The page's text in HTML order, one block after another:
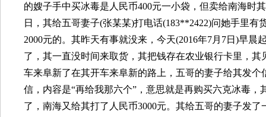
的嫂子手中买冰毒是人民币400元一小袋，但卖给南海时
日，其给五哥妻子(张某某)打电话(183**2422)问她手里有
2000元的。其昨天有事就没来，今天(2016年7月 7日 )早晨
了，其一直没时间来取货，其把钱存在农业银行卡里，其
车来阜新了在其开车来阜新的路上，五哥的妻子给其发个
信，内容是“再给我那六个”，意思就是再购买六克冰毒
了，南海又给其打了人民币3000元。其给五哥的妻子发了